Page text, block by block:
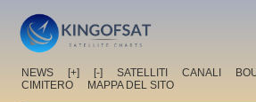
NEWS [+] [-] SATELLITI CANALI
CIMITERO
MAPPA DEL SITO